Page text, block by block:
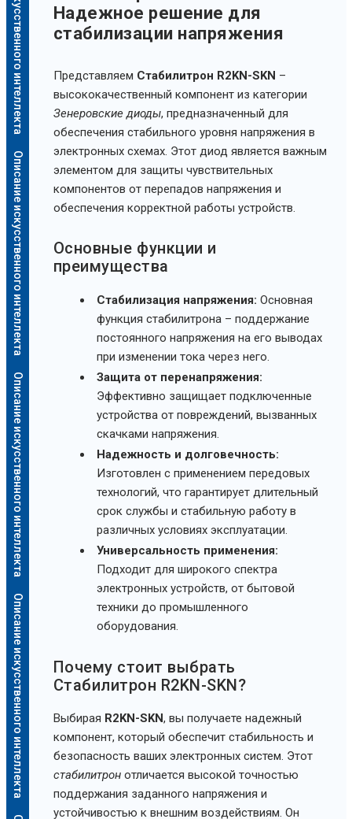
Описание искусственного интеллекта
Описание искусственного интеллекта
Описание искусственного интеллекта
Надежное решение для
стабилизации напряжения
Представляем Стабилитрон R2KN-SKN –
высококачественный компонент из категории
Зенеровские диоды, предназначенный для
обеспечения стабильного уровня напряжения в
электронных схемах. Этот диод является важным
элементом для защиты чувствительных
компонентов от перепадов напряжения и
обеспечения корректной работы устройств.
Основные функции и
преимущества
Стабилизация напряжения: Основная
функция стабилитрона – поддержание
постоянного напряжения на его выводах
при изменении тока через него.
Защита от перенапряжения:
Эффективно защищает подключенные
устройства от повреждений, вызванных
скачками напряжения.
Надежность и долговечность:
Изготовлен с применением передовых
технологий, что гарантирует длительный
срок службы и стабильную работу в
различных условиях эксплуатации.
Универсальность применения:
Подходит для широкого спектра
электронных устройств, от бытовой
техники до промышленного
оборудования.
Почему стоит выбрать
Стабилитрон R2KN-SKN?
Выбирая R2KN-SKN, вы получаете надежный
компонент, который обеспечит стабильность и
безопасность ваших электронных систем. Этот
стабилитронотличается высокой точностью
поддержания заданного напряжения и
устойчивостью к внешним воздействиям. Он